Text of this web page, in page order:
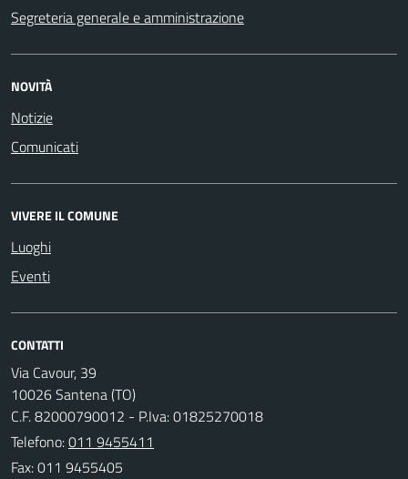
Segreteria generale e amministrazione
NOVITÀ
Notizie
Comunicati
VIVERE IL COMUNE
Luoghi
Eventi
CONTATTI
Via Cavour, 39
10026 Santena (TO)
C.F. 82000790012 - P.Iva: 01825270018
Telefono:011 9455411
Fax: 011 9455405